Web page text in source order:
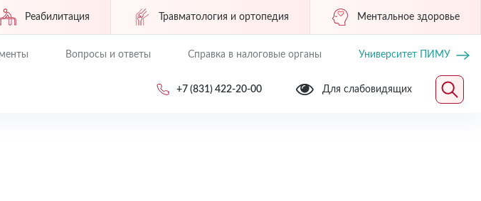
Реабилитация Травматология и ортопедия Ментальное здоровье
Вопросы и ответы Справка в налоговые органы Университет ПИМУ
+7 (831) 422-20-00 Для слабовидящих